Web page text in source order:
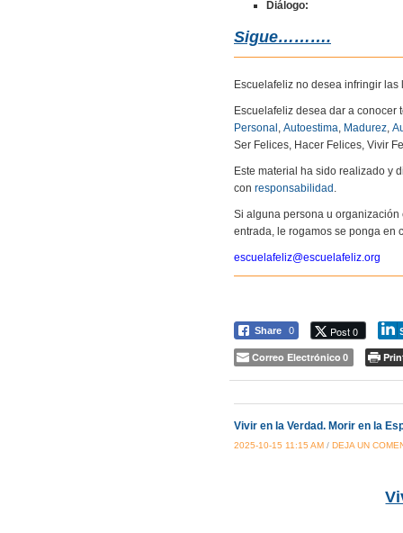
Diálogo:
Sigue……….
Escuelafeliz no desea infringir
Escuelafeliz desea dar a
Personal Autoestima Madurez
Ser Felices, Hacer Felices, Vivir
Este material ha sido realizado y
con responsabilidad
Si alguna persona u
entrada, le rogamos se ponga en
escuelafeliz@escuelafeliz.org
Share 0 Post 0
Correo Electrónico 0
Vivir en la Verdad. Morir en la
2025-10-15 11:15 AM / DEJA UN